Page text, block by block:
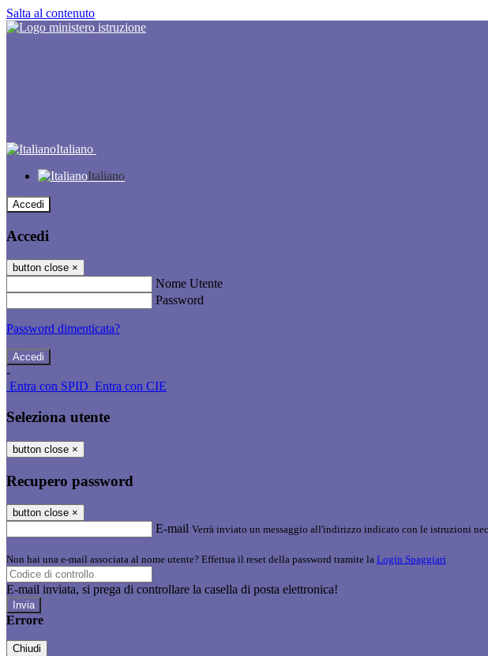
Salta al contenuto
Italiano
Italiano
Accedi
Accedi
button close ×
Nome Utente
Password
Password dimenticata?
-
Entra con SPID Entra con CIE
Seleziona utente
button close ×
Recupero password
button close ×
E-mail Verrà inviato un messaggio all'indirizzo indicato con le istruzioni
Non hai una e-mail associata al nome utente? Effettua il reset della password tramite la Login Spaggiari
E-mail inviata, si prega di controllare la casella di posta elettronica!
Errore
Chiudi